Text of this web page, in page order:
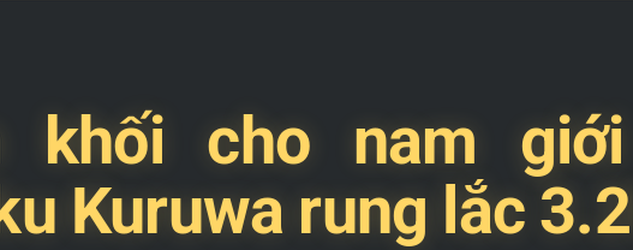
khối cho nam
Kuruwa rung lắc